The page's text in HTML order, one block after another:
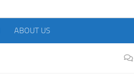
ABOUT US